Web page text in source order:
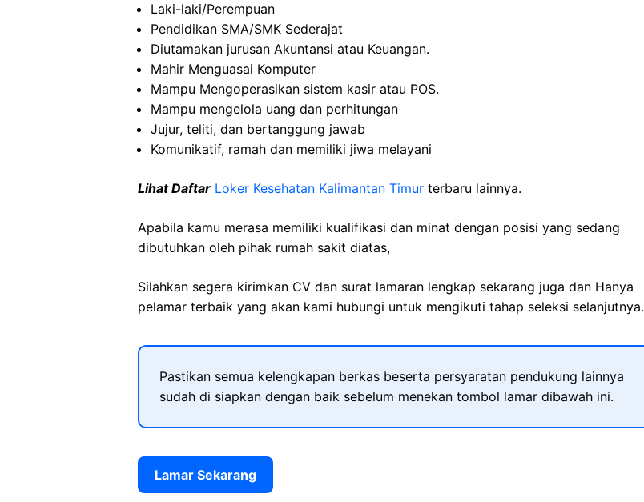
Laki-laki/Perempuan
Pendidikan SMA/SMK Sederajat
Diutamakan jurusan Akuntansi atau Keuangan.
Mahir Menguasai Komputer
Mampu Mengoperasikan sistem kasir atau POS.
Mampu mengelola uang dan perhitungan
Jujur, teliti, dan bertanggung jawab
Komunikatif, ramah dan memiliki jiwa melayani
Lihat Daftar Loker Kesehatan Kalimantan Timur terbaru lainnya.
Apabila kamu merasa memiliki kualifikasi dan minat dengan posisi yang sedang
dibutuhkan oleh pihak rumah sakit diatas,
Silahkan segera kirimkan CV dan surat lamaran lengkap sekarang juga dan Hanya
pelamar terbaik yang akan kami hubungi untuk mengikuti tahap seleksi selanjutnya.
Pastikan semua kelengkapan berkas beserta persyaratan pendukung lainnya
sudah di siapkan dengan baik sebelum menekan tombol lamar dibawah ini.
Lamar Sekarang